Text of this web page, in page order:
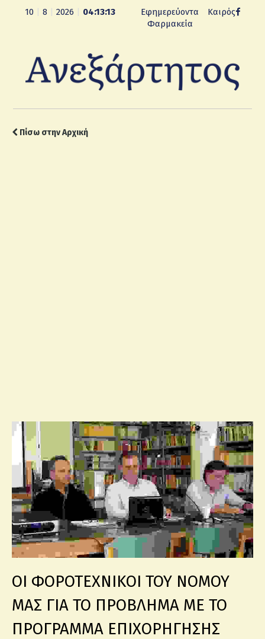
10 8 2026 04:13:14
Εφημερεύοντα
Φαρμακεία
Καιρός
Πίσω στην Αρχική
ΟΙ ΦΟΡΟΤΕΧΝΙΚΟΙ ΤΟΥ ΝΟΜΟΥ
ΜΑΣ ΓΙΑ ΤΟ ΠΡΟΒΛΗΜΑ ΜΕ ΤΟ
ΠΡΟΓΡΑΜΜΑ ΕΠΙΧΟΡΗΓΗΣΗΣ